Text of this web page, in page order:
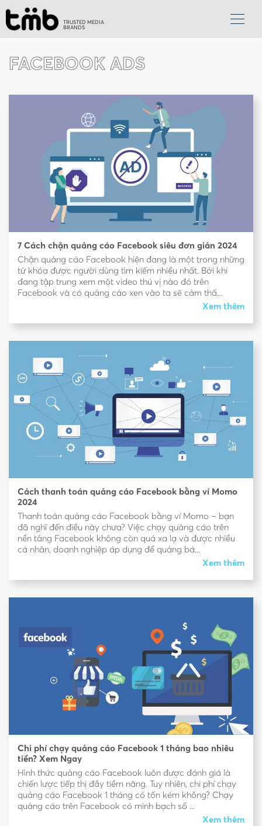
TRUSTED MEDIA
BRANDS
FACEBOOK ADS
7 Cách chặn quảng cáo Facebook siêu đơn giản 2024
Chặn quảng cáo Facebook hiện đang là một trong những
từ khóa được người dùng tìm kiếm nhiều nhất. Bởi khi
đang tập trung xem một video thú vị nào đó trên
Facebook và có quảng cáo xen vào ta sẽ cảm thấ...
Xem thêm
Cách thanh toán quảng cáo Facebook bằng ví Momo
2024
Thanh toán quảng cáo Facebook bằng ví Momo – bạn
đã nghĩ đến điều này chưa? Việc chạy quảng cáo trên
nền tảng Facebook không còn quá xa lạ và được nhiều
cá nhân, doanh nghiệp áp dụng để quảng bá...
Xem thêm
Chi phí chạy quảng cáo Facebook 1 tháng bao nhiêu
tiền? Xem Ngay
Hình thức quảng cáo Facebook luôn được đánh giá là
chiến lược tiếp thị đầy tiềm năng. Tuy nhiên, chi phí chạy
quảng cáo Facebook 1 tháng có tốn kém không? Chạy
quảng cáo trên Facebook có minh bạch số ...
Xem thêm